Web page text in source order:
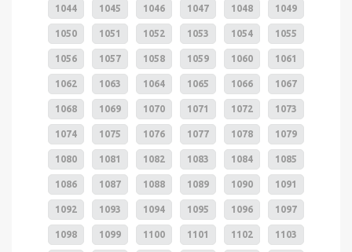
1044 1045 1046 1047 1048 1049
1050 1051 1052 1053 1054 1055
1056 1057 1058 1059 1060 1061
1062 1063 1064 1065 1066 1067
1068 1069 1070 1071 1072 1073
1074 1075 1076 1077 1078 1079
1080 1081 1082 1083 1084 1085
1086 1087 1088 1089 1090 1091
1092 1093 1094 1095 1096 1097
1098 1099 1100 1101 1102 1103